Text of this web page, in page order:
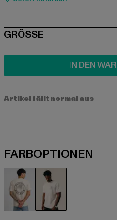
SIZE
GRÖSSE
IN DEN
Artikel fällt normal aus
FARBOPTIONEN